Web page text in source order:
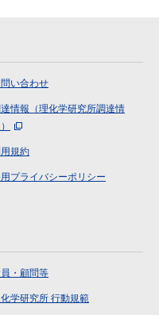
い合わせ
情報（理化学研究所調達情
規約
プライバシーポリシー
・顧問等
学研究所 行動規範